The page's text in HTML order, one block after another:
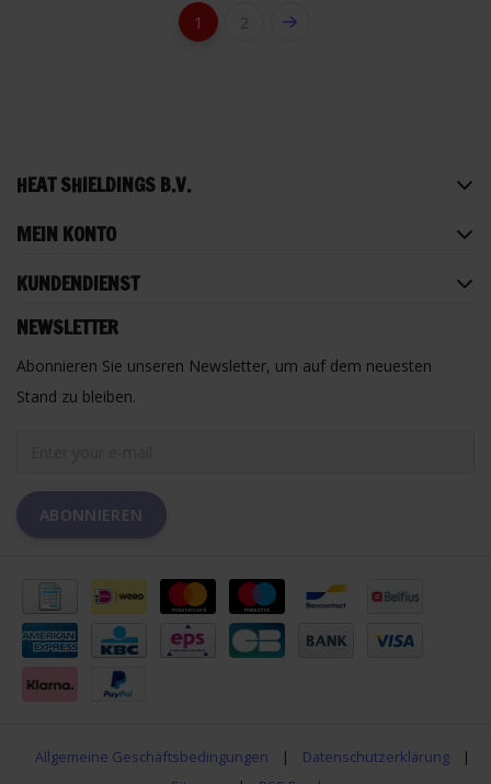
1 2
HEAT SHIELDINGS B.V.
MEIN KONTO
KUNDENDIENST
NEWSLETTER
Abonnieren Sie unseren Newsletter, um auf dem neuesten
Stand zu bleiben.
ABONNIEREN
Allgemeine Geschäftsbedingungen | Datenschutzerklärung
|